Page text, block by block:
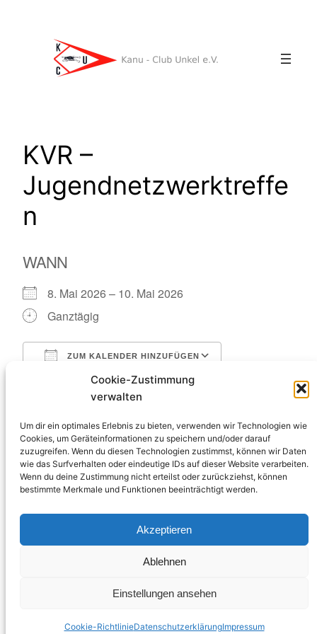
Cookie-Zustimmung
verwalten
Um dir ein optimales Erlebnis zu bieten, verwenden wir Technologien wie
Cookies, um Geräteinformationen zu speichern und/oder darauf
zuzugreifen. Wenn du diesen Technologien zustimmst, können wir Daten
wie das Surfverhalten oder eindeutige IDs auf dieser Website verarbeiten.
Wenn du deine Zustimmung nicht erteilst oder zurückziehst, können
bestimmte Merkmale und Funktionen beeinträchtigt werden.
Akzeptieren
Ablehnen
Einstellungen ansehen
Cookie-RichtlinieDatenschutzerklärungImpressum
KVR –
Jugendnetzwerktreffe
n
WANN
8. Mai 2026 – 10. Mai 2026
Ganztägig
ZUM KALENDER HINZUFÜGEN
ICS herunterladen Google
Makkleeberg
Wildwasserkehre 1, Markkleeberg, 04416
VERANSTALTUNGSTYP
KVR Paddeln